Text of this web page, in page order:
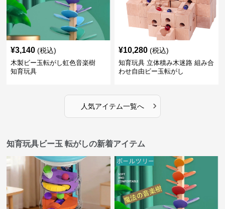
¥3,140 (税込)
木製ビー玉転がし虹色音楽樹
知育玩具
¥10,280 (税込)
知育玩具 立体積み木迷路 組み合
わせ自由ビー玉転がし
人気アイテム一覧へ ›
知育玩具ビー玉 転がしの新着アイテム